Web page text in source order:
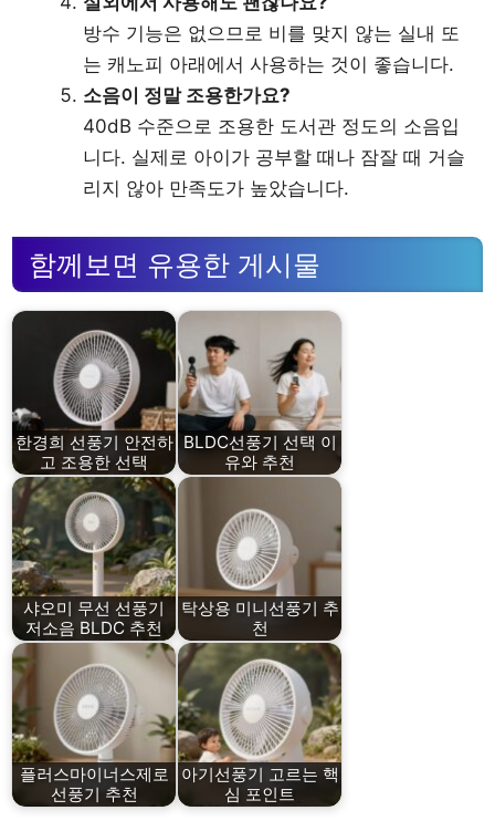
방수 기능은 없으므로 비를 맞지 않는 실내 또
는 캐노피 아래에서 사용하는 것이 좋습니다.
소음이 정말 조용한가요?
40dB 수준으로 조용한 도서관 정도의 소음입
니다. 실제로 아이가 공부할 때나 잠잘 때 거슬
리지 않아 만족도가 높았습니다.
함께보면 유용한 게시물
한경희 선풍기 안전하
고 조용한 선택
BLDC선풍기 선택 이
유와 추천
샤오미 무선 선풍기
저소음 BLDC 추천
탁상용 미니선풍기 추
천
플러스마이너스제로
선풍기 추천
아기선풍기 고르는 핵
심 포인트